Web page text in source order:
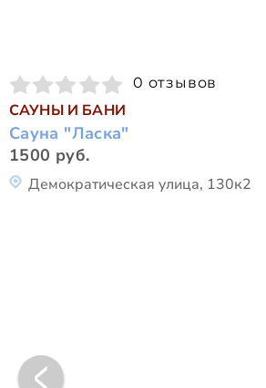
0 отзывов
САУНЫ И БАНИ
Сауна "Ласка"
1500 руб.
Демократическая улица, 130к2